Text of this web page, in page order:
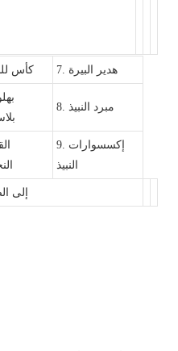
4. كأس 7. هدير البيرة
8. مبرد النبيذ
9. إكسسوارات
النبيذ
إلى